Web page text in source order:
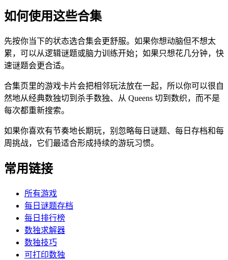
如何使用这些合集
先按你当下的状态选合集会更舒服。如果你想动脑但不想太
累，可以从逻辑谜题或脑力训练开始；如果只想花几分钟，快
速谜题会更合适。
合集页里的游戏卡片会把相邻玩法放在一起，所以你可以很自
然地从经典数独切到杀手数独、从 Queens 切到数织，而不是
每次都重新搜索。
如果你喜欢有节奏地长期玩，别忽略每日谜题、每日存档和每
周挑战，它们最适合形成持续的游玩习惯。
常用链接
所有游戏
每日谜题存档
每日排行榜
数独求解器
数独技巧
可打印数独